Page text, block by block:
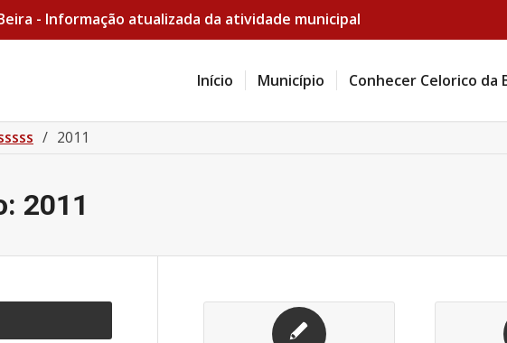
- Informação atualizada da atividade municipal
Início Município Conhecer Celorico da
/ 2011
2011